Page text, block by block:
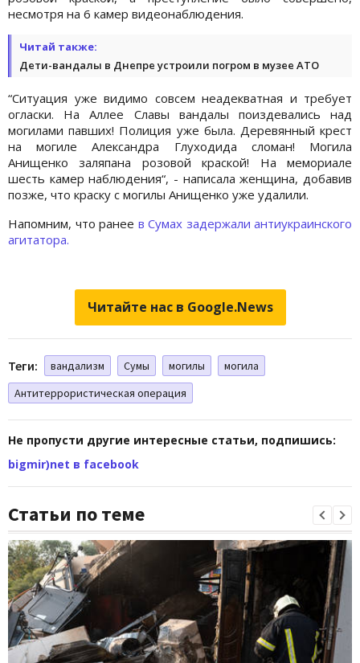
несмотря на 6 камер видеонаблюдения.
Читай также:
Дети-вандалы в Днепре устроили погром в музее АТО
“Ситуация уже видимо совсем неадекватная и требует
огласки. На Аллее Славы вандалы поиздевались над
могилами павших! Полиция уже была. Деревянный крест
на могиле Александра Глуходида сломан! Могила
Анищенко заляпана розовой краской! На мемориале
шесть камер наблюдения“, - написала женщина, добавив
позже, что краску с могилы Анищенко уже удалили.
Напомним, что ранее в Сумах задержали антиукраинского
агитатора.
Читайте нас в Google.News
Теги: вандализм Сумы могилы
могила
Антитеррористическая операция
Не пропусти другие интересные статьи, подпишись:
bigmir)net в facebook
Статьи по теме